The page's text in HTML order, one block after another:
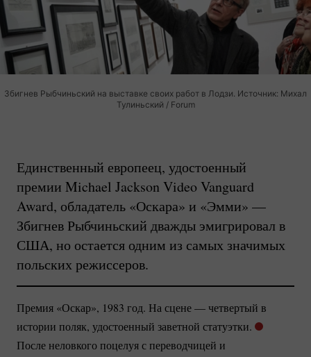
Збигнев Рыбчиньский на выставке своих работ в Лодзи. Источник: Михал
Тулиньский / Forum
Единственный европеец, удостоенный
премии Michael Jackson Video Vanguard
Award, обладатель «Оскара» и «Эмми» —
Збигнев Рыбчиньский дважды эмигрировал в
США, но остается одним из самых значимых
польских режиссеров.
Премия «Оскар», 1983 год. На сцене — четвертый в
истории поляк, удостоенный заветной статуэтки.
После неловкого поцелуя с переводчицей и